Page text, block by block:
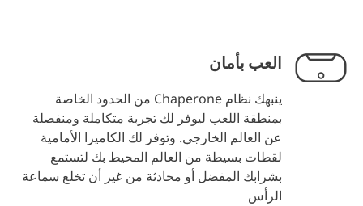
العب بأمان
ينبهك نظام Chaperone من الحدود الخاصة
بمنطقة اللعب ليوفر لك تجربة متكاملة ومنفصلة
عن العالم الخارجي. وتوفر لك الكاميرا الأمامية
لقطات بسيطة من العالم المحيط بك لتستمع
بشرابك المفضل أو محادثة من غير أن تخلع سماعة
الرأس